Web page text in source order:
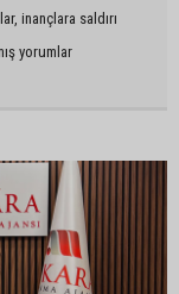
inançlara saldırı
yorumlar